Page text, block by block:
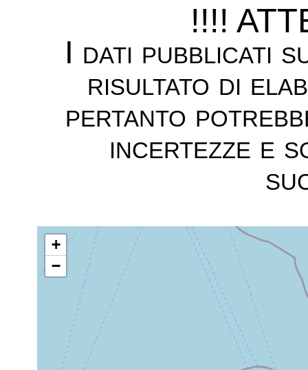
!!!!
I dati pubblicati
risultato di
pertanto
incertezze e
+
−